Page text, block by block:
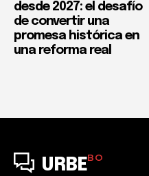
desde 2027: el desafío
de convertir una
promesa histórica en
una reforma real
URBEBO